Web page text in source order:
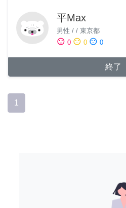
平Max
男性 / / 東京都
sentiment_satisfied 0 sentiment_neutral 0 sentiment_dissatisfied 0
終了
1